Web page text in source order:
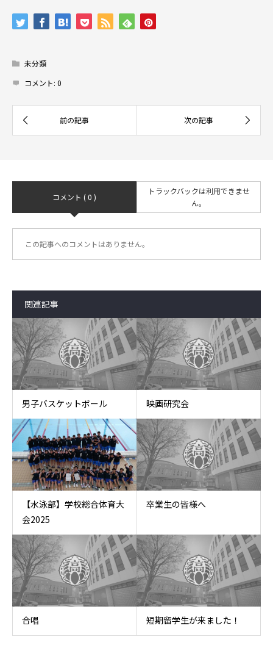
未分類
コメント: 0
コメント ( 0 )
トラックバックは利用できませ
ん。
この記事へのコメントはありません。
関連記事
男子バスケットボール 映画研究会
【水泳部】学校総合体育大
会2025
卒業生の皆様へ
合唱 短期留学生が来ました！